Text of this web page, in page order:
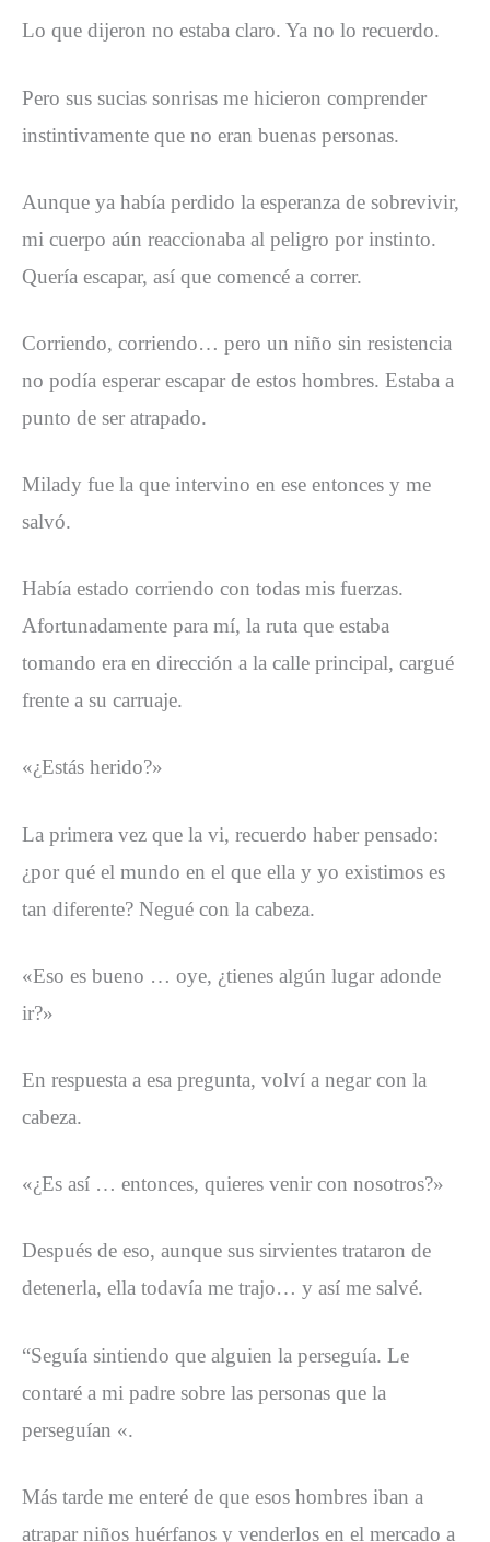
Lo que dijeron no estaba claro. Ya no lo recuerdo.
Pero sus sucias sonrisas me hicieron comprender
instintivamente que no eran buenas personas.
Aunque ya había perdido la esperanza de sobrevivir,
mi cuerpo aún reaccionaba al peligro por instinto.
Quería escapar, así que comencé a correr.
Corriendo, corriendo… pero un niño sin resistencia
no podía esperar escapar de estos hombres. Estaba a
punto de ser atrapado.
Milady fue la que intervino en ese entonces y me
salvó.
Había estado corriendo con todas mis fuerzas.
Afortunadamente para mí, la ruta que estaba
tomando era en dirección a la calle principal, cargué
frente a su carruaje.
«¿Estás herido?»
La primera vez que la vi, recuerdo haber pensado:
¿por qué el mundo en el que ella y yo existimos es
tan diferente? Negué con la cabeza.
«Eso es bueno … oye, ¿tienes algún lugar adonde
ir?»
En respuesta a esa pregunta, volví a negar con la
cabeza.
«¿Es así … entonces, quieres venir con nosotros?»
Después de eso, aunque sus sirvientes trataron de
detenerla, ella todavía me trajo… y así me salvé.
“Seguía sintiendo que alguien la perseguía. Le
contaré a mi padre sobre las personas que la
perseguían «.
Más tarde me enteré de que esos hombres iban a
atrapar niños huérfanos y venderlos en el mercado a